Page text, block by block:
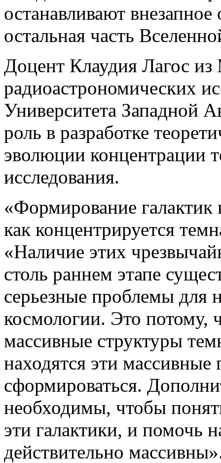
останавливают внезапное
остальная часть
Доцент Клаудия Лагос
радиоастрономических
Университета Западной
роль в разработке
эволюции концентрации
исследования.
«Формирование галактик
как концентрируется
«Наличие этих
столь раннем этапе
серьезные проблемы для
космологии. Это потому,
массивные структуры
находятся эти массивные
сформироваться.
необходимы, чтобы
эти галактики, и помочь
действительно